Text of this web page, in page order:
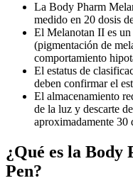
La Body Pharm
medido en 20 dosis
El Melanotan II es
(pigmentación de
comportamiento
El estatus de
deben confirmar el
El almacenamiento
de la luz y descarte
aproximadamente 30
¿Qué es la
Pen?